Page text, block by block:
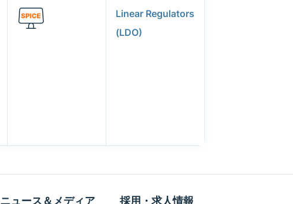
Linear Regulators
(LDO)
ニュース＆メディア 採用・求人情報